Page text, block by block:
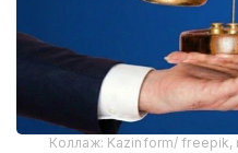
Коллаж: Kazinform/ freepik,